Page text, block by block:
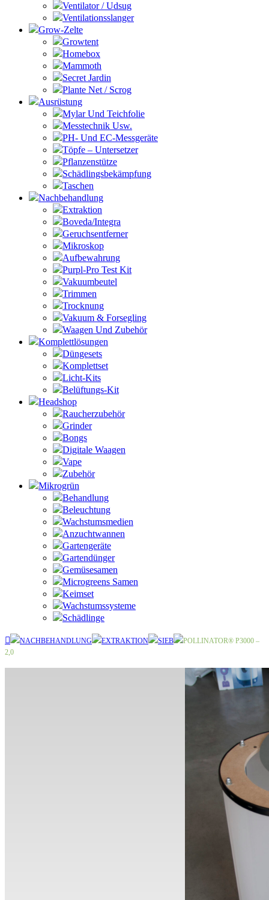
Ventilator / Udsug
Ventilationsslanger
Grow-Zelte
Growtent
Homebox
Mammoth
Secret Jardin
Plante Net / Scrog
Ausrüstung
Mylar Und Teichfolie
Messtechnik Usw.
PH- Und EC-Messgeräte
Töpfe – Untersetzer
Pflanzenstütze
Schädlingsbekämpfung
Taschen
Nachbehandlung
Extraktion
Boveda/Integra
Geruchsentferner
Mikroskop
Aufbewahrung
Purpl-Pro Test Kit
Vakuumbeutel
Trimmen
Trocknung
Vakuum & Forsegling
Waagen Und Zubehör
Komplettlösungen
Düngesets
Komplettset
Licht-Kits
Belüftungs-Kit
Headshop
Raucherzubehör
Grinder
Bongs
Digitale Waagen
Vape
Zubehör
Mikrogrün
Behandlung
Beleuchtung
Wachstumsmedien
Anzuchtwannen
Gartengeräte
Gartendünger
Gemüsesamen
Microgreens Samen
Keimset
Wachstumssysteme
Schädlinge
NACHBEHANDLUNG EXTRAKTION SIEB
POLLINATOR® P3000 –
2,0